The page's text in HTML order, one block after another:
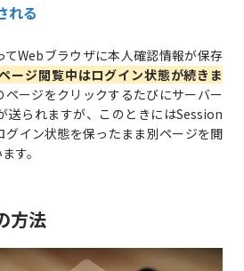
れる
Webブラウザに本人確認情報が保存
ージ閲覧中はログイン状態が続きま
ページをクリックするたびにサーバー
送られますが、このときにはSession
グイン状態を保ったまま別ページを閲
す。
方法